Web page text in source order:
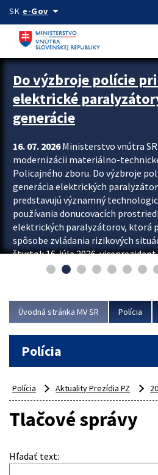
Preskocit na hlavný obsah
SK e-Govarrow_drop_down
Zastavit automatický posun upútavok
Do výzbroje polície
elektrické
generácie
16. 07. 2026Ministerstvo vnútra
modernizácii materiálno-
Policajného zboru. Do výzbroje
generácia elektrických
predstavujú významný
používania donucovacích
elektrických paralyzátorov, ktorá
spôsobe zvládania rizikových
štvrtok 16. júla 2026
Rastislav Polakovič a riaditeľ
Úvodná stránka MV SR Polícia
Polícia
Polícia Aktuality Prezídia PZ
Tlačové správy
Hľadať text: